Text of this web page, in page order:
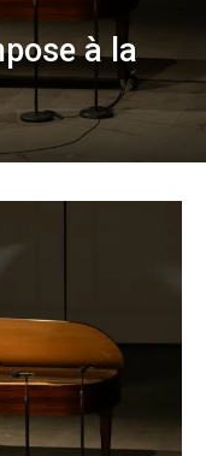
à la